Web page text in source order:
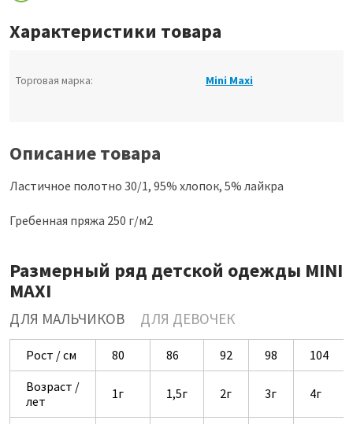
Характеристики товара
Торговая марка: Mini Maxi
Описание товара
Ластичное полотно 30/1, 95% хлопок, 5% лайкра
Гребенная пряжа 250 г/м2
Размерный ряд детской одежды MINI
MAXI
ДЛЯ МАЛЬЧИКОВ ДЛЯ ДЕВОЧЕК
Рост / см 80 86 92 98
104
Возраст /
лет
1г 1,5г 2г 3г 4г